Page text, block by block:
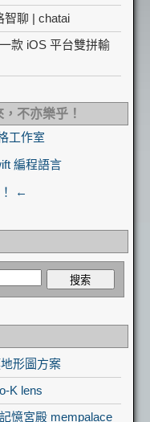
智聊 | chatai
款 iOS 平台雙拼輸
不亦樂乎！
工作室
編程語言
←
形圖方案
K lens
憶宮殿 mempalace